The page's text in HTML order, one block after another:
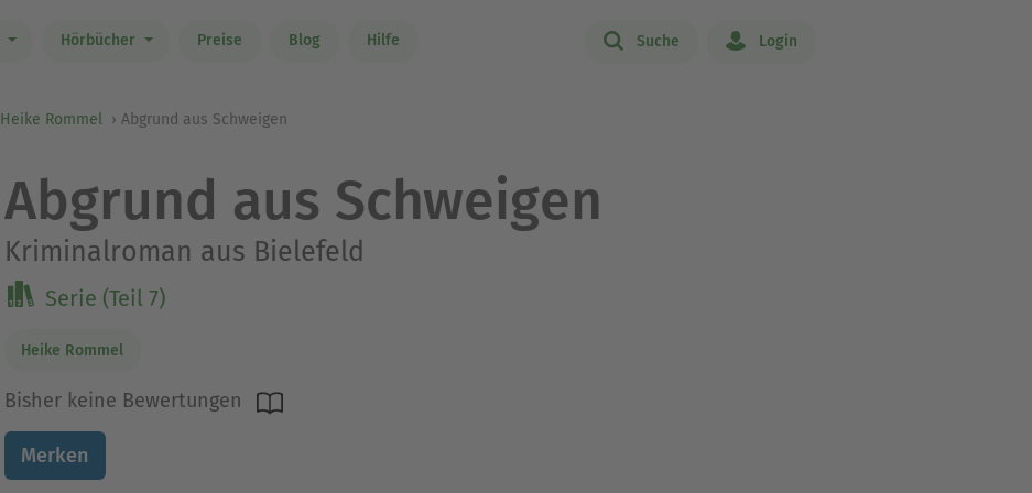
Hörbücher Preise Blog Hilfe Suche Login
Heike Rommel Abgrund aus Schweigen
Abgrund aus Schweigen
Kriminalroman aus Bielefeld
Serie (Teil 7)
Heike Rommel
Bisher keine Bewertungen
Merken